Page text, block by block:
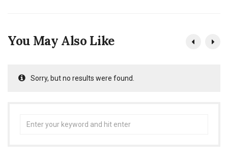
You May Also Like
Sorry, but no results were found.